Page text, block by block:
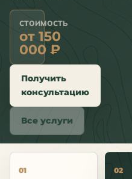
СТОИМОСТЬ
от 150
000 ₽
Получить
консультацию
Все услуги
01 02